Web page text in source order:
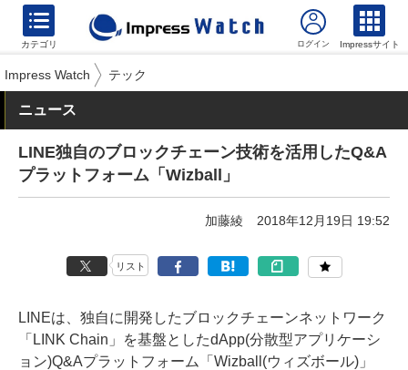
カテゴリ Impressサイト
Impress Watch テック
ニュース
LINE独自のブロックチェーン技術を活用したQ&A
プラットフォーム「Wizball」
加藤綾 2018年12月19日 19:52
リスト
LINEは、独自に開発したブロックチェーンネットワーク
「LINK Chain」を基盤としたdApp(分散型アプリケーシ
ョン)Q&Aプラットフォーム「Wizball(ウィズボール)」